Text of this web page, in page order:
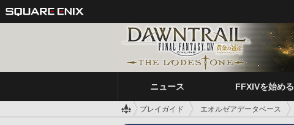
ニュース FFXIVを始める
プレイガイド エオルゼアデータベース